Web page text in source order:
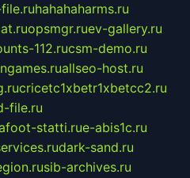
hahahaharms.ru
opsmgr.ruev-gallery.ru
112.rucsm-demo.ru
allseo-host.ru
cricetc1xbetr1xbetcc2.ru
file.ru
statti.rue-abis1c.ru
dark-sand.ru
sib-archives.ru